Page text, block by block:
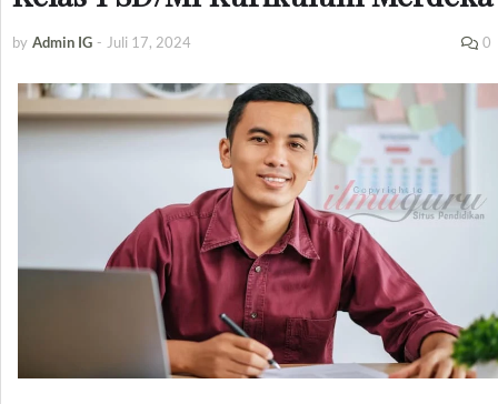
by Admin IG - Juli 17, 2024 0